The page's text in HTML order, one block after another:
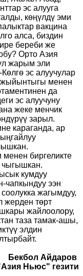
эс алууга
көңүлдү эми
вакцина
алса, биздин
береби же
Орто Азия
жарым эли
эс алуучулар
жыйынтыгы менен
да
эс алуучуну
жеке менчик
зарыл.
караганда, ар
менен биргеликте
чыгышкан.
кумдуу
чапкындуу ээн
жагымдуу,
жерден төрт
жайлоолору,
таза тамак-ашы,
элдин
Бекбол Айдаров
Ньюс" гезити